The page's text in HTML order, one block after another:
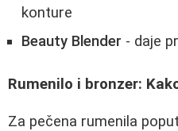
konture
Beauty Blender - daje
Rumenilo i bronzer:
Za pečena rumenila